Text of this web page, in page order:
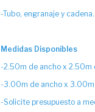
-Tubo, engranaje y cadena.
Medidas Disponibles
-2.50m de ancho x 2.50m
-3.00m de ancho x
-Solicite presupuesto a